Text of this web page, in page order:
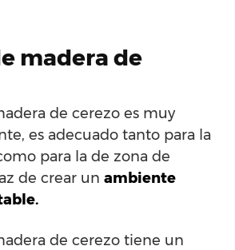
madera de
de cerezo es muy
es adecuado tanto para la
para la de zona de
de crear un ambiente
de cerezo tiene un